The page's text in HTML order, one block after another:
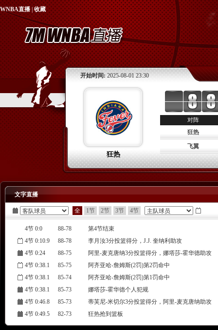
WNBA直播|收藏
开始时间: 2025-08-01 23:30
狂热
对阵
狂热
飞翼
文字直播
全 1节 2节 3节 4节
4节 0:0 88-78
第4节结束
4节 0:10.9
88-78
李月汝3分投篮得分，J.J. 奎纳利助攻
4节 0:24
88-75
阿里-麦克唐纳3分投篮得分，娜塔莎-霍华德助攻
4节 0:38.1
85-75
阿齐亚哈-詹姆斯(2罚)第2罚命中
4节 0:38.1
85-74
阿齐亚哈-詹姆斯(2罚)第1罚命中
4节 0:38.1
85-73
娜塔莎-霍华德个人犯规
4节 0:46.8
85-73
蒂芙尼-米切尔3分投篮得分，阿里-麦克唐纳助攻
4节 0:49.5
82-73
狂热抢到篮板
4节 0:50.5
82-73
蒂芙尼-米切尔带球上篮被J.J. 奎纳利封盖